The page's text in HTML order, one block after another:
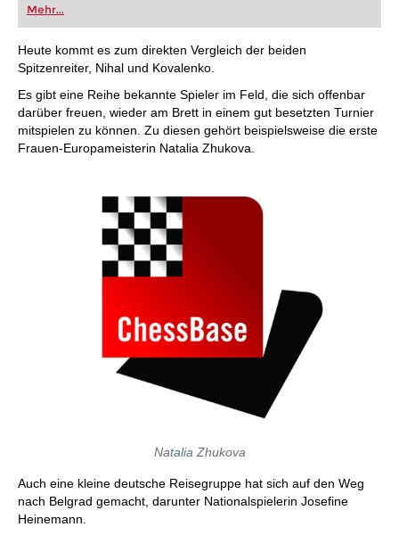
Mehr...
Heute kommt es zum direkten Vergleich der beiden
Spitzenreiter, Nihal und Kovalenko.
Es gibt eine Reihe bekannte Spieler im Feld, die sich offenbar
darüber freuen, wieder am Brett in einem gut besetzten Turnier
mitspielen zu können. Zu diesen gehört beispielsweise die erste
Frauen-Europameisterin Natalia Zhukova.
Natalia Zhukova
Auch eine kleine deutsche Reisegruppe hat sich auf den Weg
nach Belgrad gemacht, darunter Nationalspielerin Josefine
Heinemann.